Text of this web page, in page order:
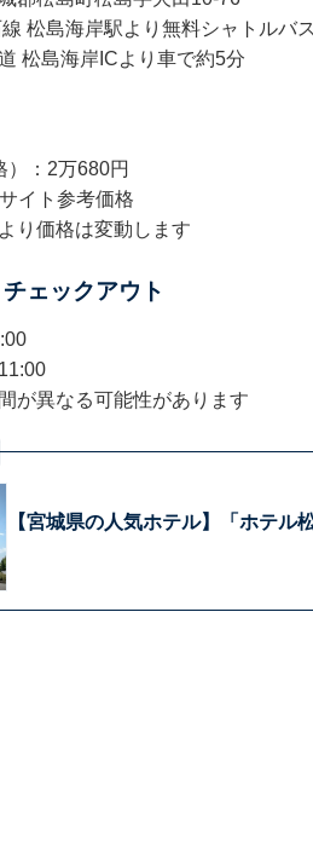
松島海岸駅より無料シャトルバ
松島海岸ICより車で約5分
）：2万680円
イト参考価格
り価格は変動します
ェックアウト
が異なる可能性があります
【宮城県の人気ホテル】「ホテル